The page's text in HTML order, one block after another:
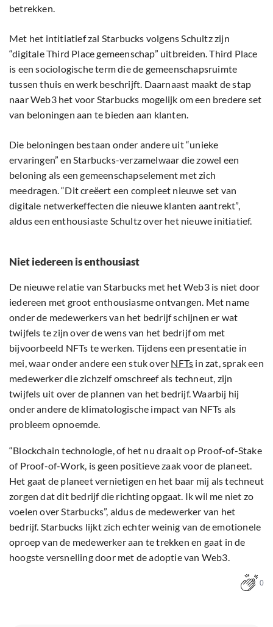
betrekken.
Met het intitiatief zal Starbucks volgens Schultz zijn
“digitale Third Place gemeenschap” uitbreiden. Third Place
is een sociologische term die de gemeenschapsruimte
tussen thuis en werk beschrijft. Daarnaast maakt de stap
naar Web3 het voor Starbucks mogelijk om een bredere set
van beloningen aan te bieden aan klanten.
Die beloningen bestaan onder andere uit “unieke
ervaringen” en Starbucks-verzamelwaar die zowel een
beloning als een gemeenschapselement met zich
meedragen. “Dit creëert een compleet nieuwe set van
digitale netwerkeffecten die nieuwe klanten aantrekt”,
aldus een enthousiaste Schultz over het nieuwe initiatief.
Niet iedereen is enthousiast
De nieuwe relatie van Starbucks met het Web3 is niet door
iedereen met groot enthousiasme ontvangen. Met name
onder de medewerkers van het bedrijf schijnen er wat
twijfels te zijn over de wens van het bedrijf om met
bijvoorbeeld NFTs te werken. Tijdens een presentatie in
mei, waar onder andere een stuk over NFTs in zat, sprak een
medewerker die zichzelf omschreef als techneut, zijn
twijfels uit over de plannen van het bedrijf. Waarbij hij
onder andere de klimatologische impact van NFTs als
probleem opnoemde.
“Blockchain technologie, of het nu draait op Proof-of-Stake
of Proof-of-Work, is geen positieve zaak voor de planeet.
Het gaat de planeet vernietigen en het baar mij als techneut
zorgen dat dit bedrijf die richting opgaat. Ik wil me niet zo
voelen over Starbucks”, aldus de medewerker van het
bedrijf. Starbucks lijkt zich echter weinig van de emotionele
oproep van de medewerker aan te trekken en gaat in de
hoogste versnelling door met de adoptie van Web3.
0